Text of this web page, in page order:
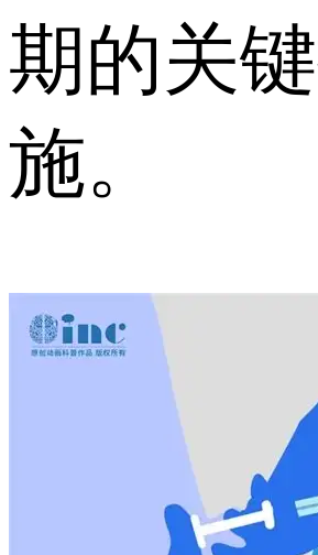
期的关
施。